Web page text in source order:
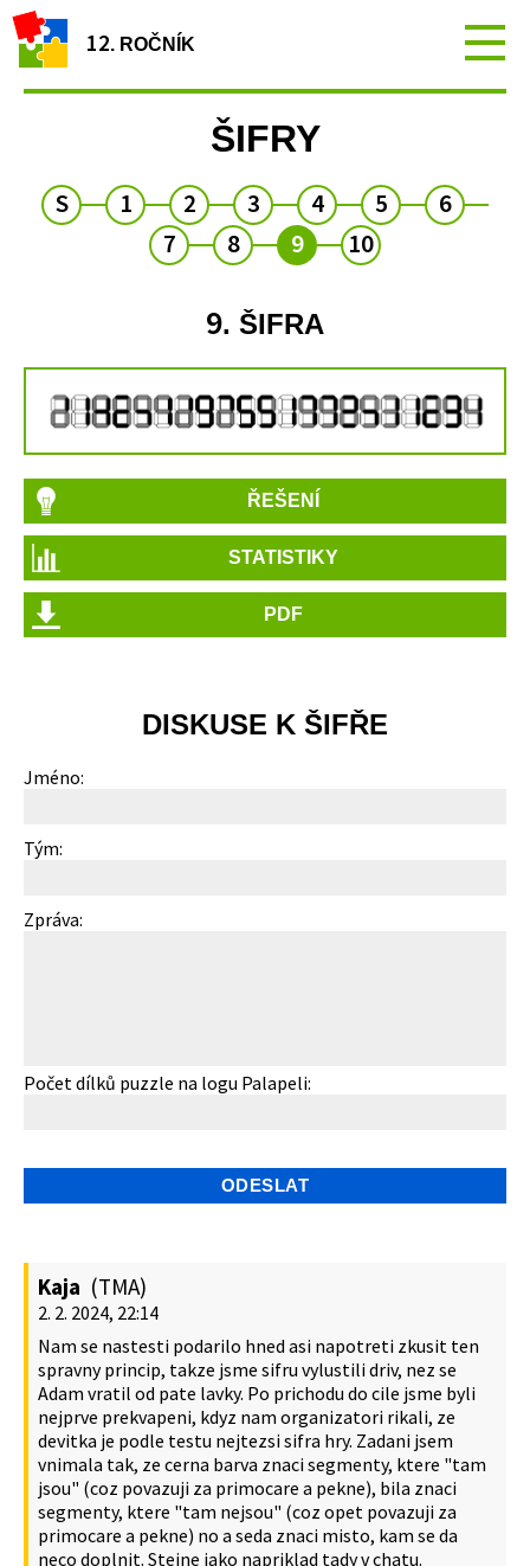
12. ROČNÍK
ŠIFRY
S 1 2 3 4 5
6
7
8 9 10
9. ŠIFRA
ŘEŠENÍ
STATISTIKY
PDF
DISKUSE K ŠIFŘE
Jméno:
Tým:
Zpráva:
Počet dílků puzzle na logu Palapeli:
Kaja (TMA)
2. 2. 2024, 22:14
Nam se nastesti podarilo hned asi napotreti zkusit ten
spravny princip, takze jsme sifru vylustili driv, nez se
Adam vratil od pate lavky. Po prichodu do cile jsme byli
nejprve prekvapeni, kdyz nam organizatori rikali, ze
devitka je podle testu nejtezsi sifra hry. Zadani jsem
vnimala tak, ze cerna barva znaci segmenty, ktere "tam
jsou" (coz povazuji za primocare a pekne), bila znaci
segmenty, ktere "tam nejsou" (coz opet povazuji za
primocare a pekne) no a seda znaci misto, kam se da
neco doplnit. Stejne jako napriklad tady v chatu.